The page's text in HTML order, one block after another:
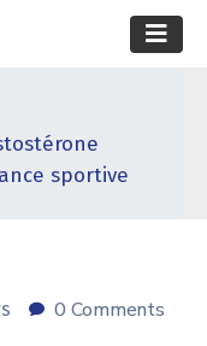
sportive
0 Comments